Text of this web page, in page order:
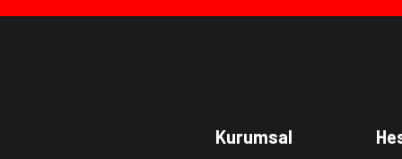
www.MotosikletOnline.com alışveriş sitesinden almış
Kurumsal